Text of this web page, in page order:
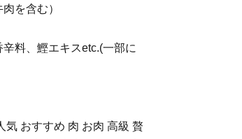
を含む）
料、鰹エキスetc.(一部に
気 おすすめ 肉 お肉 高級 贅